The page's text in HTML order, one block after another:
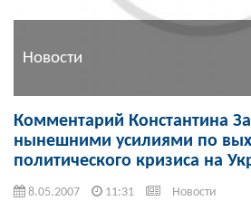
Новости
Комментарий Константина
нынешними усилиями по
политического кризиса на
8.05.2007 11:31 Новости